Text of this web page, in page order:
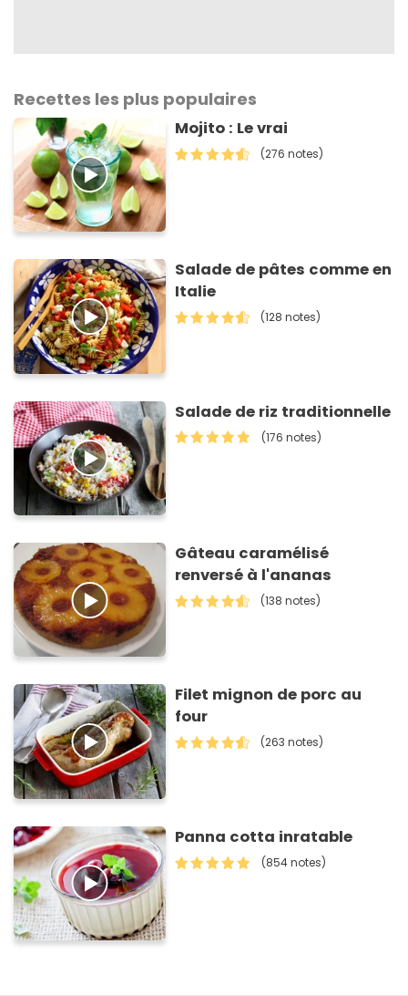
Recettes les plus populaires
Mojito : Le vrai
(276 notes)
Salade de pâtes comme en
Italie
(128 notes)
Salade de riz traditionnelle
(176 notes)
Gâteau caramélisé
renversé à l'ananas
(138 notes)
Filet mignon de porc au
four
(263 notes)
Panna cotta inratable
(854 notes)